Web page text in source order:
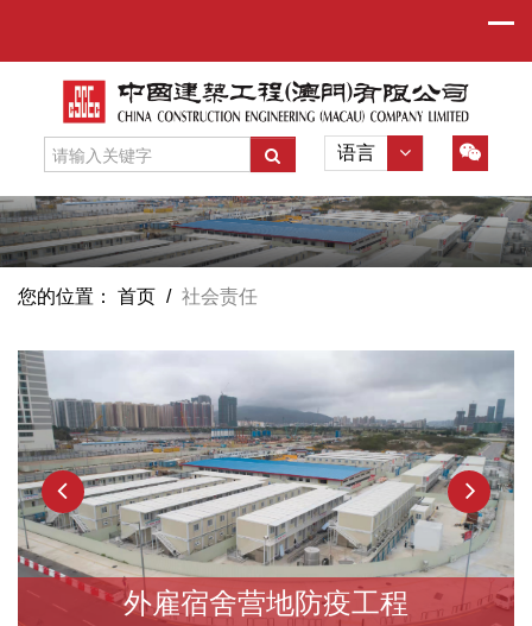
语言
您的位置： 首页 / 社会责任
外雇宿舍营地防疫工程